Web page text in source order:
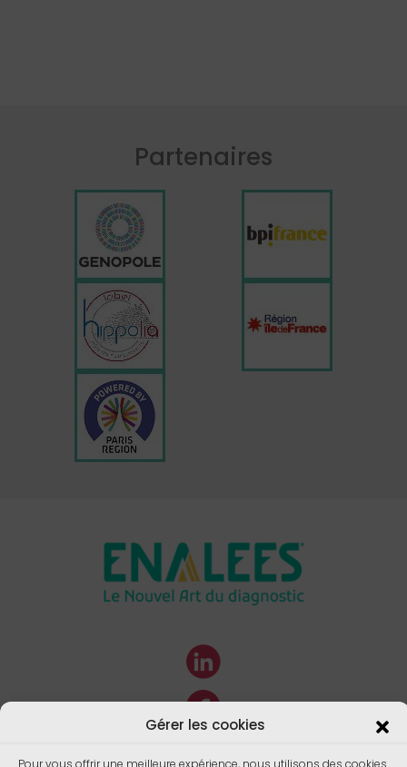
Gérer les cookies
Pour vous offrir une meilleure expérience, nous utilisons des cookies
Partenaires